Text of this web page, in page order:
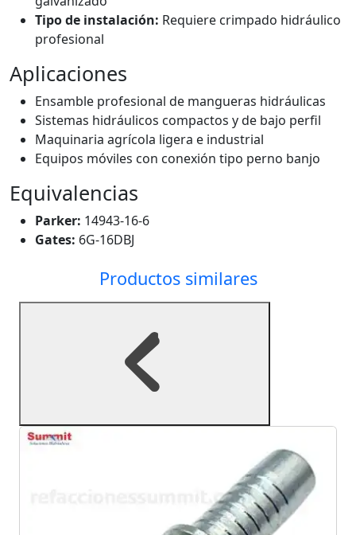
Tipo de instalación: Requiere crimpado hidráulico
profesional
Aplicaciones
Ensamble profesional de mangueras hidráulicas
Sistemas hidráulicos compactos y de bajo perfil
Maquinaria agrícola ligera e industrial
Equipos móviles con conexión tipo perno banjo
Equivalencias
Parker: 14943-16-6
Gates: 6G-16DBJ
Productos similares